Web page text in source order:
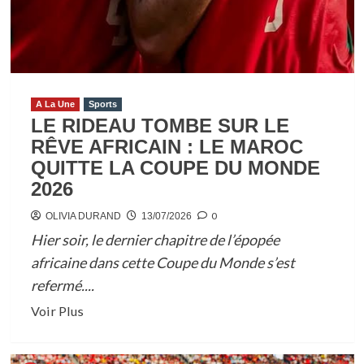
A La Une Sports
LE RIDEAU TOMBE SUR LE
RÊVE AFRICAIN : LE MAROC
QUITTE LA COUPE DU MONDE
2026
OLIVIA DURAND 13/07/2026 0
Hier soir, le dernier chapitre de l’épopée
africaine dans cette Coupe du Monde s’est
refermé....
Voir PlusEn
plus